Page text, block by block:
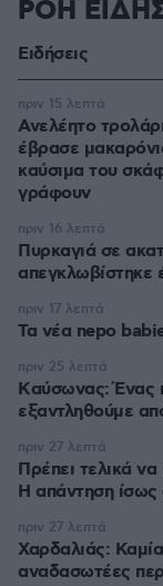
ΡΟΗ
Ειδήσεις
Ανελέητο
έβρασε
καύσιμα του
γράφουν
πριν 15 λεπτά
Πυρκαγιά σε
απεγκλωβίστηκε
πριν 16 λεπτά
Τα νέα nepo
πριν 17 λεπτά
Kαύσωνας: Ένας
εξαντληθούμε
πριν 25 λεπτά
Πρέπει τελικά
Η απάντηση ίσως
πριν 27 λεπτά
Χαρδαλιάς:
αναδασωτέες
πριν 27 λεπτά